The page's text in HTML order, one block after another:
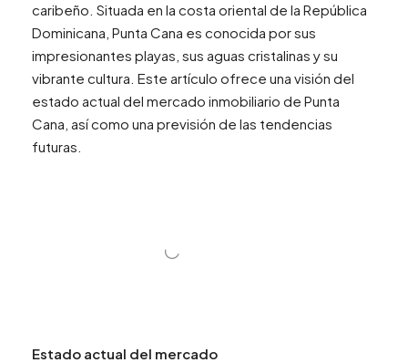
caribeño. Situada en la costa oriental de la República
Dominicana, Punta Cana es conocida por sus
impresionantes playas, sus aguas cristalinas y su
vibrante cultura. Este artículo ofrece una visión del
estado actual del mercado inmobiliario de Punta
Cana, así como una previsión de las tendencias
futuras.
Estado actual del mercado